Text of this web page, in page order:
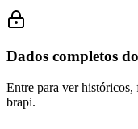
Dados completos
Entre para ver históricos,
brapi.